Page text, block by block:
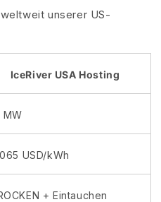
unserer US-
IceRiver USA Hosting
MW
USD/kWh
+ Eintauchen